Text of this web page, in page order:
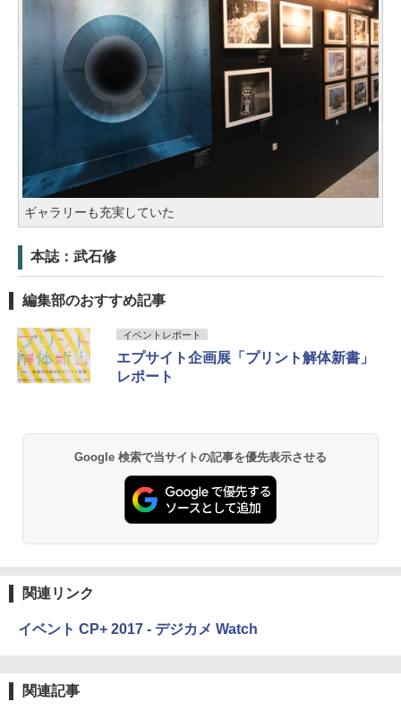
ギャラリーも充実していた
本誌：武石修
編集部のおすすめ記事
イベントレポート
エプサイト企画展「プリント解体新書」
レポート
Google 検索で当サイトの記事を優先表示させる
関連リンク
イベント CP+ 2017 - デジカメ Watch
関連記事